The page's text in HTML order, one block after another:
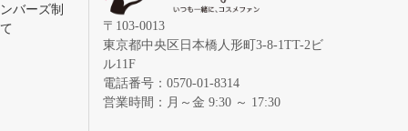
バーズ制
〒103-0013
東京都中央区日本橋人形町3-8-1TT-2ビ
ル11F
電話番号：0570-01-8314
営業時間：月～金 9:30 ～ 17:30